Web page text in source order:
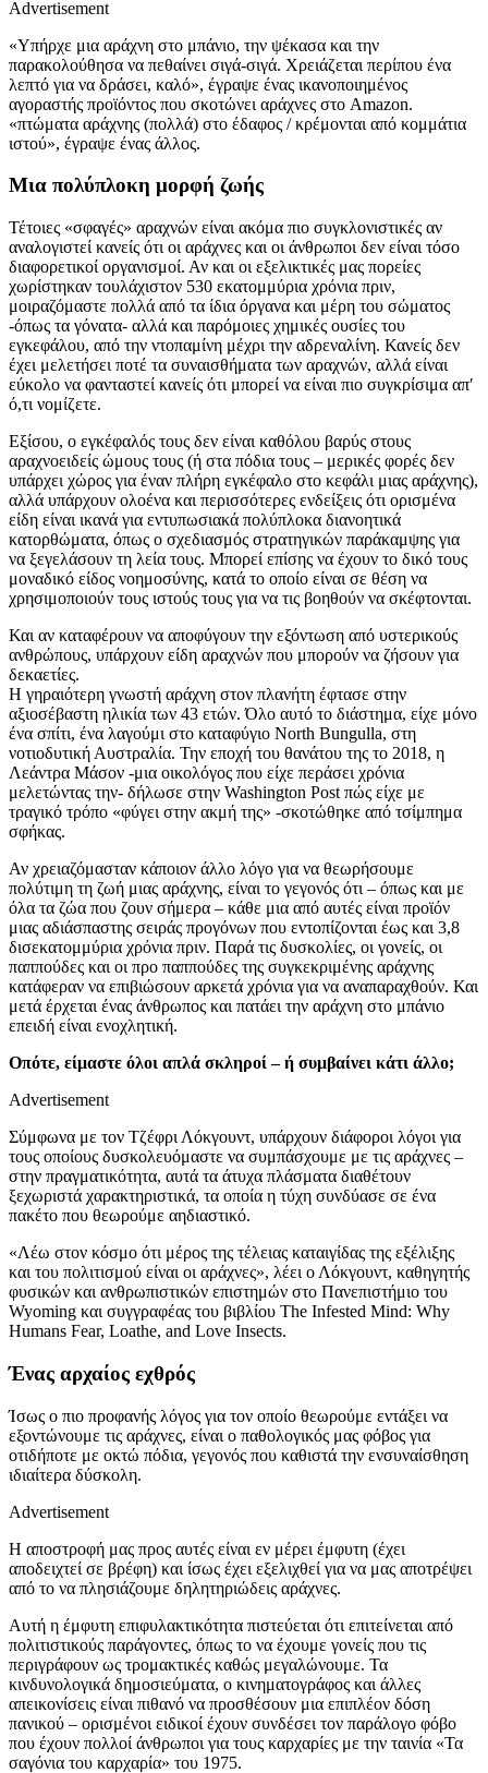
Advertisement
«Υπήρχε μια αράχνη στο μπάνιο, την ψέκασα και την
παρακολούθησα να πεθαίνει σιγά-σιγά. Χρειάζεται περίπου ένα
λεπτό για να δράσει, καλό», έγραψε ένας ικανοποιημένος
αγοραστής προϊόντος που σκοτώνει αράχνες στο Amazon.
«πτώματα αράχνης (πολλά) στο έδαφος / κρέμονται από κομμάτια
ιστού», έγραψε ένας άλλος.
Μια πολύπλοκη μορφή ζωής
Τέτοιες «σφαγές» αραχνών είναι ακόμα πιο συγκλονιστικές αν
αναλογιστεί κανείς ότι οι αράχνες και οι άνθρωποι δεν είναι τόσο
διαφορετικοί οργανισμοί. Αν και οι εξελικτικές μας πορείες
χωρίστηκαν τουλάχιστον 530 εκατομμύρια χρόνια πριν,
μοιραζόμαστε πολλά από τα ίδια όργανα και μέρη του σώματος
-όπως τα γόνατα- αλλά και παρόμοιες χημικές ουσίες του
εγκεφάλου, από την ντοπαμίνη μέχρι την αδρεναλίνη. Κανείς δεν
έχει μελετήσει ποτέ τα συναισθήματα των αραχνών, αλλά είναι
εύκολο να φανταστεί κανείς ότι μπορεί να είναι πιο συγκρίσιμα απ′
ό,τι νομίζετε.
Εξίσου, ο εγκέφαλός τους δεν είναι καθόλου βαρύς στους
αραχνοειδείς ώμους τους (ή στα πόδια τους – μερικές φορές δεν
υπάρχει χώρος για έναν πλήρη εγκέφαλο στο κεφάλι μιας αράχνης),
αλλά υπάρχουν ολοένα και περισσότερες ενδείξεις ότι ορισμένα
είδη είναι ικανά για εντυπωσιακά πολύπλοκα διανοητικά
κατορθώματα, όπως ο σχεδιασμός στρατηγικών παράκαμψης για
να ξεγελάσουν τη λεία τους. Μπορεί επίσης να έχουν το δικό τους
μοναδικό είδος νοημοσύνης, κατά το οποίο είναι σε θέση να
χρησιμοποιούν τους ιστούς τους για να τις βοηθούν να σκέφτονται.
Και αν καταφέρουν να αποφύγουν την εξόντωση από υστερικούς
ανθρώπους, υπάρχουν είδη αραχνών που μπορούν να ζήσουν για
δεκαετίες.
Η γηραιότερη γνωστή αράχνη στον πλανήτη έφτασε στην
αξιοσέβαστη ηλικία των 43 ετών. Όλο αυτό το διάστημα, είχε μόνο
ένα σπίτι, ένα λαγούμι στο καταφύγιο North Bungulla, στη
νοτιοδυτική Αυστραλία. Την εποχή του θανάτου της το 2018, η
Λεάντρα Μάσον -μια οικολόγος που είχε περάσει χρόνια
μελετώντας την- δήλωσε στην Washington Post πώς είχε με
τραγικό τρόπο «φύγει στην ακμή της» -σκοτώθηκε από τσίμπημα
σφήκας.
Αν χρειαζόμασταν κάποιον άλλο λόγο για να θεωρήσουμε
πολύτιμη τη ζωή μιας αράχνης, είναι το γεγονός ότι – όπως και με
όλα τα ζώα που ζουν σήμερα – κάθε μια από αυτές είναι προϊόν
μιας αδιάσπαστης σειράς προγόνων που εντοπίζονται έως και 3,8
δισεκατομμύρια χρόνια πριν. Παρά τις δυσκολίες, οι γονείς, οι
παππούδες και οι προ παππούδες της συγκεκριμένης αράχνης
κατάφεραν να επιβιώσουν αρκετά χρόνια για να αναπαραχθούν. Και
μετά έρχεται ένας άνθρωπος και πατάει την αράχνη στο μπάνιο
επειδή είναι ενοχλητική.
Οπότε, είμαστε όλοι απλά σκληροί – ή συμβαίνει κάτι άλλο;
Advertisement
Σύμφωνα με τον Τζέφρι Λόκγουντ, υπάρχουν διάφοροι λόγοι για
τους οποίους δυσκολευόμαστε να συμπάσχουμε με τις αράχνες –
στην πραγματικότητα, αυτά τα άτυχα πλάσματα διαθέτουν
ξεχωριστά χαρακτηριστικά, τα οποία η τύχη συνδύασε σε ένα
πακέτο που θεωρούμε αηδιαστικό.
«Λέω στον κόσμο ότι μέρος της τέλειας καταιγίδας της εξέλιξης
και του πολιτισμού είναι οι αράχνες», λέει ο Λόκγουντ, καθηγητής
φυσικών και ανθρωπιστικών επιστημών στο Πανεπιστήμιο του
Wyoming και συγγραφέας του βιβλίου The Infested Mind: Why
Humans Fear, Loathe, and Love Insects.
Ένας αρχαίος εχθρός
Ίσως ο πιο προφανής λόγος για τον οποίο θεωρούμε εντάξει να
εξοντώνουμε τις αράχνες, είναι ο παθολογικός μας φόβος για
οτιδήποτε με οκτώ πόδια, γεγονός που καθιστά την ενσυναίσθηση
ιδιαίτερα δύσκολη.
Advertisement
Η αποστροφή μας προς αυτές είναι εν μέρει έμφυτη (έχει
αποδειχτεί σε βρέφη) και ίσως έχει εξελιχθεί για να μας αποτρέψει
από το να πλησιάζουμε δηλητηριώδεις αράχνες.
Αυτή η έμφυτη επιφυλακτικότητα πιστεύεται ότι επιτείνεται από
πολιτιστικούς παράγοντες, όπως το να έχουμε γονείς που τις
περιγράφουν ως τρομακτικές καθώς μεγαλώνουμε. Τα
κινδυνολογικά δημοσιεύματα, ο κινηματογράφος και άλλες
απεικονίσεις είναι πιθανό να προσθέσουν μια επιπλέον δόση
πανικού – ορισμένοι ειδικοί έχουν συνδέσει τον παράλογο φόβο
που έχουν πολλοί άνθρωποι για τους καρχαρίες με την ταινία «Τα
σαγόνια του καρχαρία» του 1975.